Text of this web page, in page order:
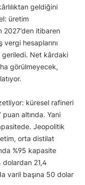
geldiğini
üretim
2027’den itibaren
vergi hesaplarını
geriledi. Net kârdaki
görülmeyecek,
küresel rafineri
puan altında. Yani
Jeopolitik
orta distilat
%95 kapasite
dolardan 21,4
varil başına 50 dolar